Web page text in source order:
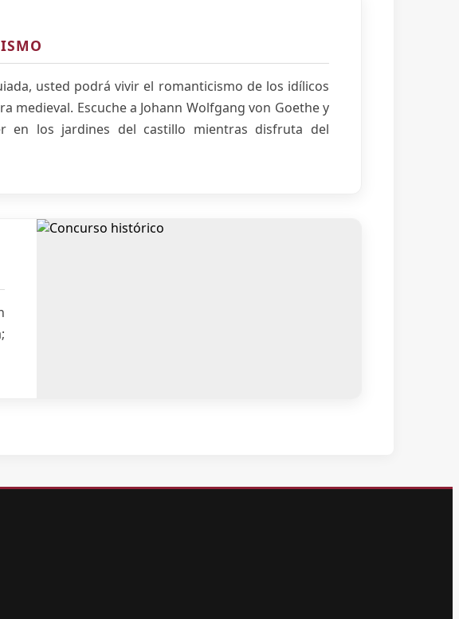
usted podrá vivir el romanticismo de los idílicos
medieval. Escuche a Johann Wolfgang von Goethe y
en los jardines del castillo mientras disfruta del